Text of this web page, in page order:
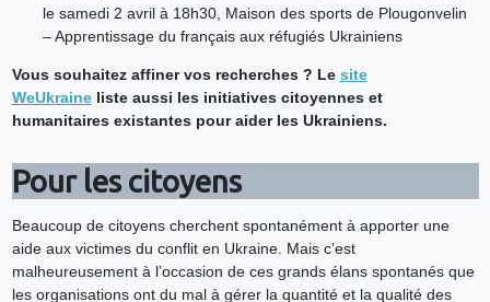
le samedi 2 avril à 18h30, Maison des sports de Plougonvelin
– Apprentissage du français aux réfugiés Ukrainiens
Vous souhaitez affiner vos recherches ? Le site
WeUkraineliste aussi les initiatives citoyennes et
humanitaires existantes pour aider les Ukrainiens.
Pour les citoyens
Beaucoup de citoyens cherchent spontanément à apporter une
aide aux victimes du conflit en Ukraine. Mais c’est
malheureusement à l’occasion de ces grands élans spontanés que
les organisations ont du mal à gérer la quantité et la qualité des